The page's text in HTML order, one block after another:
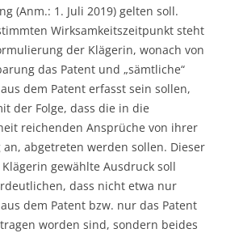
(Anm.: 1. Juli 2019) gelten soll.
Wirksamkeitszeitpunkt steht
der Klägerin, wonach von
das Patent und „sämtliche“
dem Patent erfasst sein sollen,
der Folge, dass die in die
reichenden Ansprüche von ihrer
an, abgetreten werden sollen. Dieser
gewählte Ausdruck soll
dass nicht etwa nur
dem Patent bzw. nur das Patent
worden sind, sondern beides